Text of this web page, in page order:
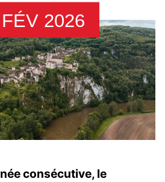
2026
consécutive, le